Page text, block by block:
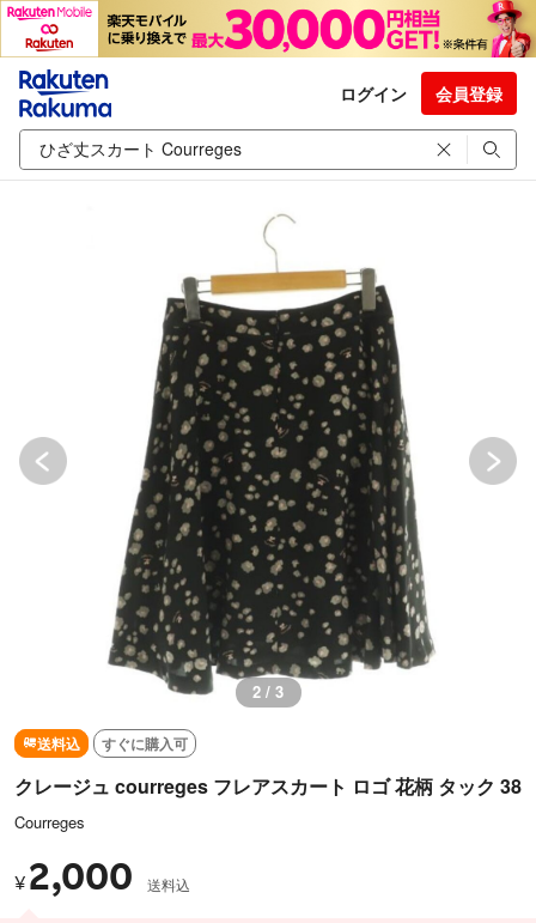
ログイン 会員登録
2 / 3
送料込 すぐに購入可
クレージュ courreges フレアスカート ロゴ 花柄 タック 38
Courreges
¥ 2,000 送料込